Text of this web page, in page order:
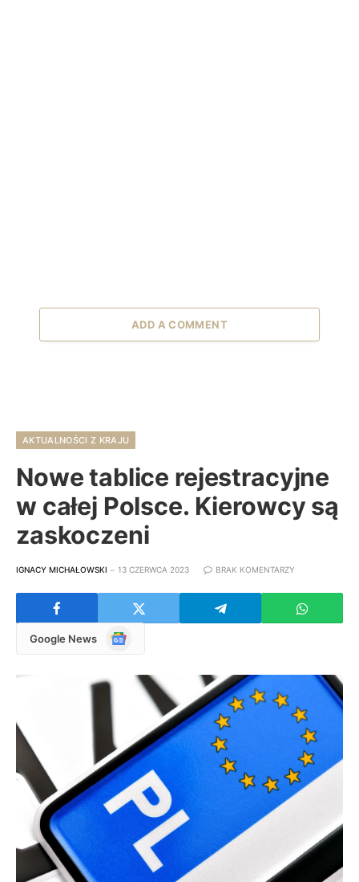
ADD A COMMENT
AKTUALNOŚCI Z KRAJU
Nowe tablice rejestracyjne
w całej Polsce. Kierowcy są
zaskoczeni
IGNACY MICHAŁOWSKI 13 CZERWCA 2023 BRAK KOMENTARZY
Google News
Google